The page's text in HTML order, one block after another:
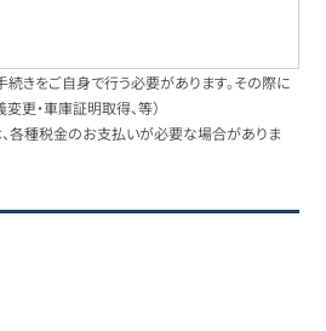
きをご自身で行う必要があります。その際に
更・車庫証明取得、等）
各種税金のお支払いが必要な場合がありま